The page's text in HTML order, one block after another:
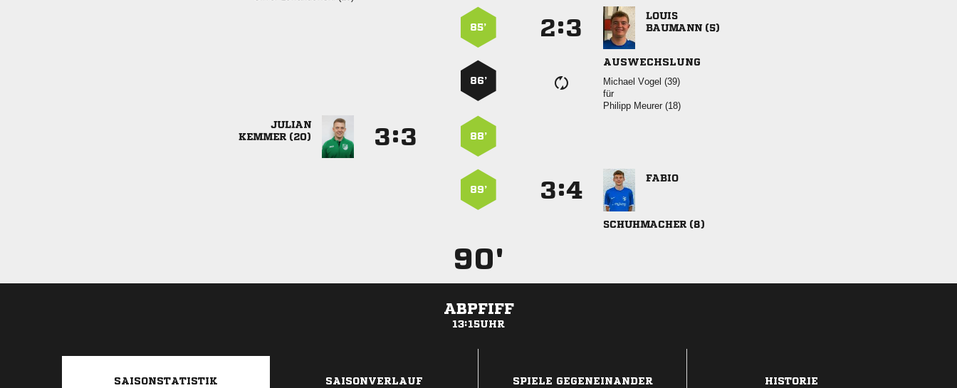
85’ :

 
86’
AUSWECHSLUNG
  
für
  

 
: 88’
89’ : 
 
90'
ABPFIFF
13:15UHR
SAISONSTATISTIK SAISONVERLAUF SPIELE GEGENEINANDER HISTORIE